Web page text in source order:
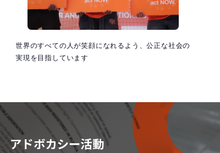
世界のすべての人が笑顔になれるよう、公正な社会の
実現を目指しています
アドボカシー活動